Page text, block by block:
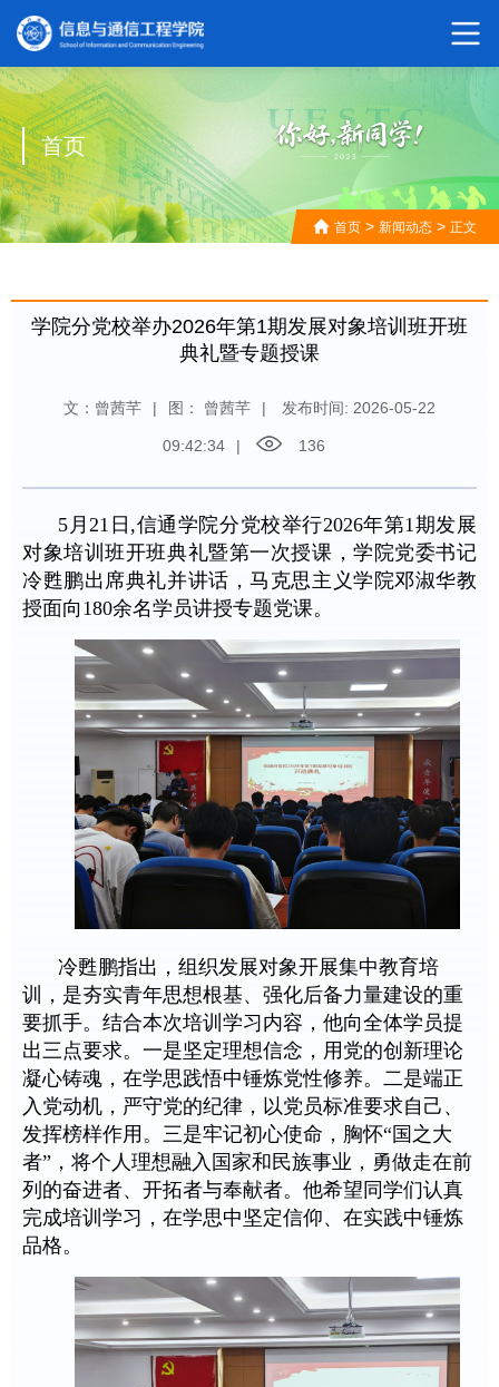
首页
首页 > 新闻动态 > 正文
学院分党校举办2026年第1期发展对象培训班开班
典礼暨专题授课
文：曾茜芊 | 图： 曾茜芊 | 发布时间: 2026-05-22
09:42:34 | 136
5月21日,信通学院分党校举行2026年第1期发展
对象培训班开班典礼暨第一次授课，学院党委书记
冷甦鹏出席典礼并讲话，马克思主义学院邓淑华教
授面向180余名学员讲授专题党课。
冷甦鹏指出，组织发展对象开展集中教育培
训，是夯实青年思想根基、强化后备力量建设的重
要抓手。结合本次培训学习内容，他向全体学员提
出三点要求。一是坚定理想信念，用党的创新理论
凝心铸魂，在学思践悟中锤炼党性修养。二是端正
入党动机，严守党的纪律，以党员标准要求自己、
发挥榜样作用。三是牢记初心使命，胸怀“国之大
者”，将个人理想融入国家和民族事业，勇做走在前
列的奋进者、开拓者与奉献者。他希望同学们认真
完成培训学习，在学思中坚定信仰、在实践中锤炼
品格。